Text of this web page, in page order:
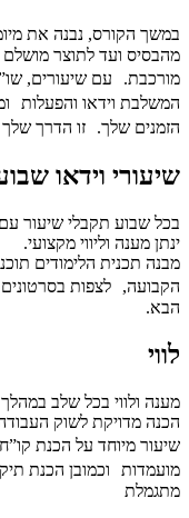
במשך הקורס, נבנה את
מהבסיס ועד לתוצר
מורכבת. עם שיעורים,
המשלבת וידאו והפעלות
הזמנים שלך. זו הדרך שלך
שיעורי וידאו
בכל שבוע תקבלי שיעור עם
ינתן מענה וליווי מקצועי.
מבנה תכנית הלימודים
הקבועה, לצפות בסרטונים
הבא.
לווי
מענה ולווי בכל שלב
הכנה מדויקת לשוק
מועמדות וכמובן הכנת
מתגמלת